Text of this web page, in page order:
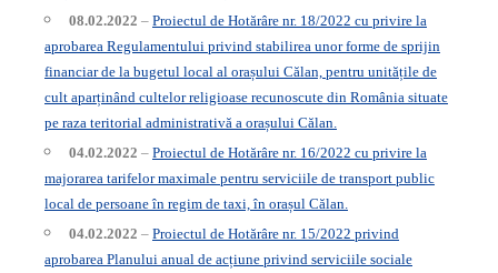
08.02.2022 – Proiectul de Hotărâre nr. 18/2022 cu privire la
aprobarea Regulamentului privind stabilirea unor forme de sprijin
financiar de la bugetul local al orașului Călan, pentru unitățile de
cult aparținând cultelor religioase recunoscute din România situate
pe raza teritorial administrativă a orașului Călan.
04.02.2022 – Proiectul de Hotărâre nr. 16/2022 cu privire la
majorarea tarifelor maximale pentru serviciile de transport public
local de persoane în regim de taxi, în orașul Călan.
04.02.2022 – Proiectul de Hotărâre nr. 15/2022 privind
aprobarea Planului anual de acțiune privind serviciile sociale